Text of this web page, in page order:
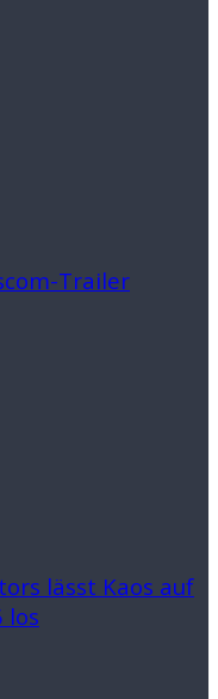
Trailer
lässt Kaos auf
los